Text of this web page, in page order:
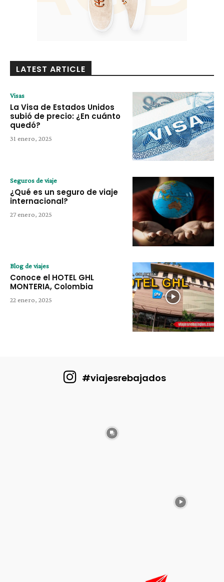
LATEST ARTICLE
Visas
La Visa de Estados Unidos
subió de precio: ¿En cuánto
quedó?
31 enero, 2025
Seguros de viaje
¿Qué es un seguro de viaje
internacional?
27 enero, 2025
Blog de viajes
Conoce el HOTEL GHL
MONTERIA, Colombia
22 enero, 2025
#viajesrebajados